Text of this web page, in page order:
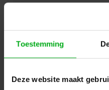
Toestemming
Deze website maakt